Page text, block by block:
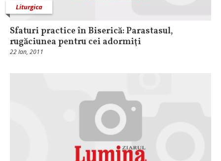
Liturgica
Sfaturi practice în Biserică: Parastasul,
rugăciunea pentru cei adormiţi
22 Ian, 2011